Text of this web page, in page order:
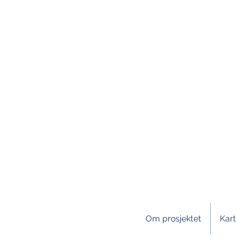
Om prosjektet Kart